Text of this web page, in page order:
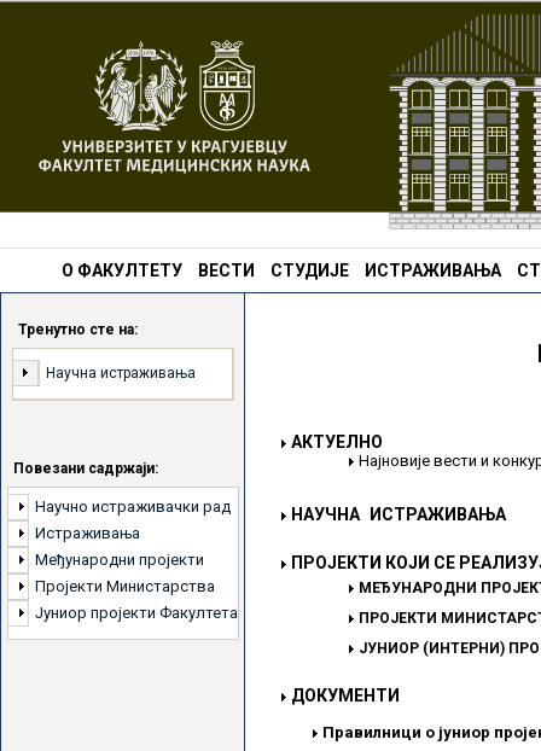
О ФАКУЛТЕТУ ВЕСТИ СТУДИЈЕ ИСТРАЖИВАЊА
Тренутно сте на:
Научна истраживања
Повезани садржаји:
Научно истраживачки рад
Истраживања
Међународни пројекти
Пројекти Министарства
Јуниор пројекти Факултета
АКТУЕЛНО
Најновије вести и
НАУЧНА ИСТРАЖИВАЊА
ПРОЈЕКТИ КОЈИ СЕ
МЕЂУНАРОДНИ
ПРОЈЕКТИ
ЈУНИОР (ИНТЕРНИ)
ДОКУМЕНТИ
Правилници о јуниор